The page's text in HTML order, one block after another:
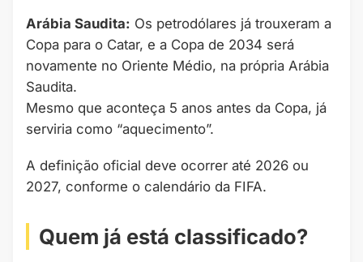
Arábia Saudita: Os petrodólares já trouxeram a
Copa para o Catar, e a Copa de 2034 será
novamente no Oriente Médio, na própria Arábia
Saudita.
Mesmo que aconteça 5 anos antes da Copa, já
serviria como “aquecimento”.
A definição oficial deve ocorrer até 2026 ou
2027, conforme o calendário da FIFA.
Quem já está classificado?